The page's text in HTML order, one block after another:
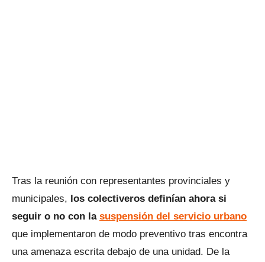
Tras la reunión con representantes provinciales y
municipales, los colectiveros definían ahora si
seguir o no con la suspensión del servicio urbano
que implementaron de modo preventivo tras encontra
una amenaza escrita debajo de una unidad. De la